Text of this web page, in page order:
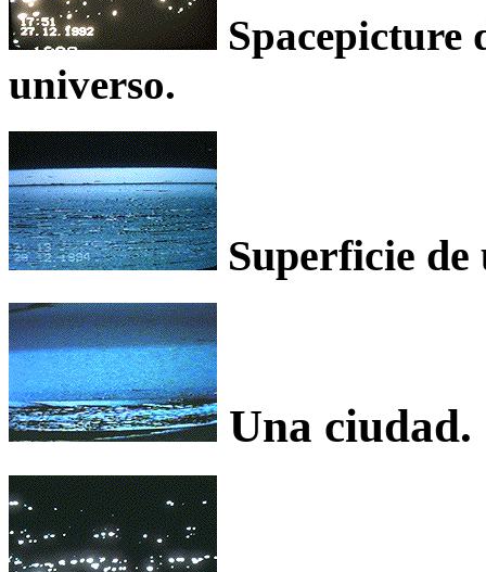
Spacepicture
universo.
Superficie de
Una ciudad.